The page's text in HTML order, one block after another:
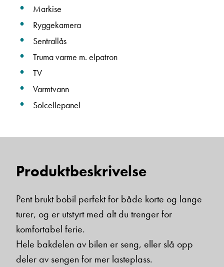
Markise
Ryggekamera
Sentrallås
Truma varme m. elpatron
TV
Varmtvann
Solcellepanel
Produktbeskrivelse
Pent brukt bobil perfekt for både korte og lange
turer, og er utstyrt med alt du trenger for
komfortabel ferie.
Hele bakdelen av bilen er seng, eller slå opp
deler av sengen for mer lasteplass.